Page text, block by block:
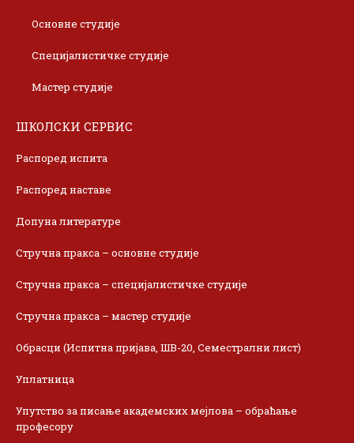
Основне студије
Специјалистичке студије
Мастер студије
ШКОЛСКИ СЕРВИС
Распоред испита
Распоред наставе
Допуна литературе
Стручна пракса – основне студије
Стручна пракса – специјалистичке студије
Стручна пракса – мастер студије
Обрасци (Испитна пријава, ШВ-20, Семестрални лист)
Уплатница
Упутство за писање академских мејлова – обраћање
професору